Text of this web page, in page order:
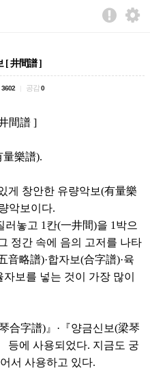
[ 井間譜 ]
3602 공감0
間譜 ]
量樂譜).
게 창안한 유량악보(有量樂
악보이다.
러놓고 1칸(一井間)을 1박으
정간 속에 음의 고저를 나타
音略譜)·합자보(合字譜)·육
보를 넣는 것이 가장 많이
合字譜)』·『양금신보(梁琴
등에 사용되었다. 지금도 궁
서 사용하고 있다.